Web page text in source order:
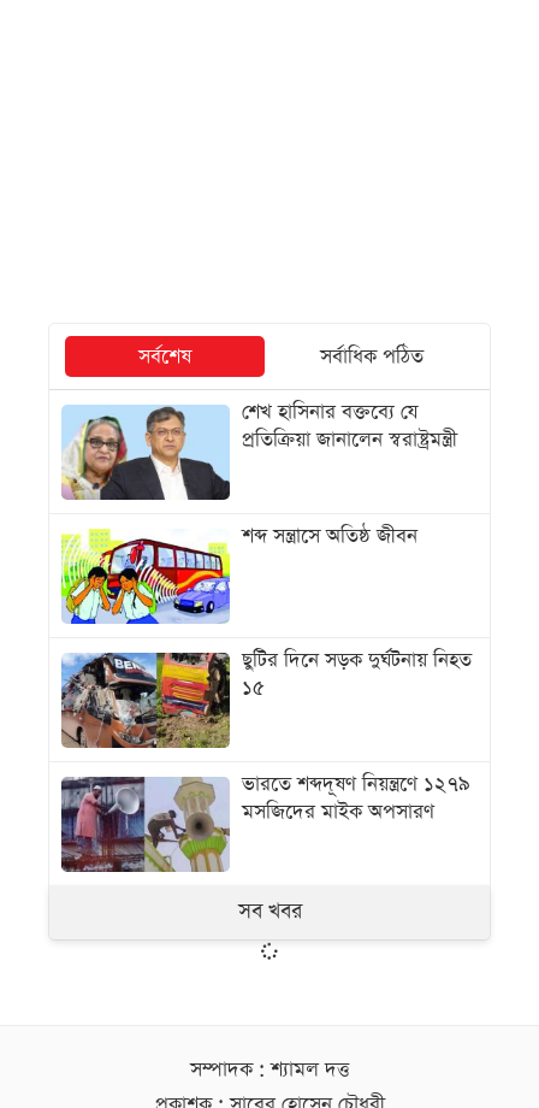
সর্বশেষ
সর্বাধিক পঠিত
শেখ হাসিনার বক্তব্যে যে
প্রতিক্রিয়া জানালেন স্বরাষ্ট্রমন্ত্রী
শব্দ সন্ত্রাসে অতিষ্ঠ জীবন
ছুটির দিনে সড়ক দুর্ঘটনায় নিহত
১৫
ভারতে শব্দদূষণ নিয়ন্ত্রণে ১২৭৯
মসজিদের মাইক অপসারণ
সব খবর
সম্পাদক : শ্যামল দত্ত